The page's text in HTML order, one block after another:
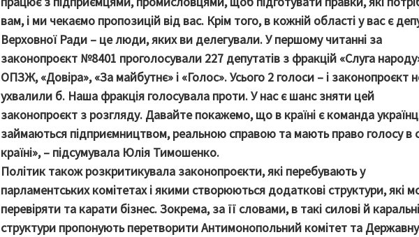
вам, і ми чекаємо пропозицій від вас. Крім того, в кожній області у вас є
Верховної Ради – це люди, яких ви делегували. У першому читанні за
законопроєкт №8401 проголосували 227 депутатів з фракцій «Слуга
ОПЗЖ, «Довіра», «За майбутнє» і «Голос». Усього 2 голоси – і законопроєкт
ухвалили б. Наша фракція голосувала проти. У нас є шанс зняти цей
законопроєкт з розгляду. Давайте покажемо, що в країні є команда
займаються підприємництвом, реальною справою та мають право голосу в
країні», – підсумувала Юлія Тимошенко.
Політик також розкритикувала законопроєкти, які перебувають у
парламентських комітетах і якими створюються додаткові структури, які
перевіряти та карати бізнес. Зокрема, за її словами, в такі силові й каральні
структури пропонують перетворити Антимонопольний комітет та Державну